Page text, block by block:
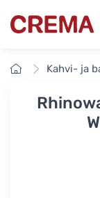
Crema
EtusivuKahvi- ja